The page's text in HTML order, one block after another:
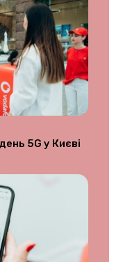
5G у Києві